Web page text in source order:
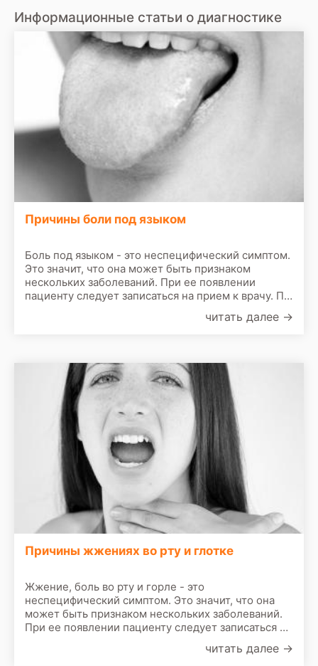
Информационные статьи о диагностике
Причины боли под языком
Боль под языком - это неспецифический симптом.
Это значит, что она может быть признаком
нескольких заболеваний. При ее появлении
пациенту следует записаться на прием к врачу. По
сделать следующие обследования:читать далее →
Причины жжениях во рту и глотке
Жжение, боль во рту и горле - это
неспецифический симптом. Это значит, что она
может быть признаком нескольких заболеваний.
При ее появлении пациенту следует записаться на
осмотра врач назначит сделать следующие
читать далее →